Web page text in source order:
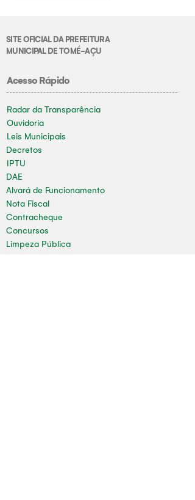
SITE OFICIAL DA PREFEITURA
MUNICIPAL DE TOMÉ-AÇU
Acesso Rápido
Radar da Transparência
Ouvidoria
Leis Municipais
Decretos
IPTU
DAE
Alvará de Funcionamento
Nota Fiscal
Contracheque
Concursos
Limpeza Pública